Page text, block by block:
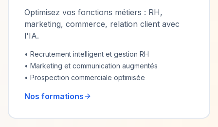
Optimisez vos fonctions métiers : RH,
marketing, commerce, relation client avec
l'IA.
• Recrutement intelligent et gestion RH
• Marketing et communication augmentés
• Prospection commerciale optimisée
Nos formations